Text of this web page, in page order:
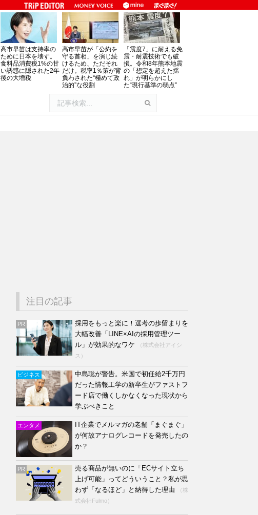
高市早苗は支持率の
ために日本を壊す。
食料品消費税1%の甘
い誘惑に隠された2年
後の大増税
高市早苗が「公約を
守る首相」を演じ続
けるため、ただそれ
だけ。税率1％策が背
負わされた“極めて政
治的”な役割
「震度7」に耐える免
震・耐震技術でも破
損。令和8年熊本地震
の「想定を超えた揺
れ」が明らかにし
た“現行基準の弱点”
注目の記事
PR
採用をもっと楽に！選考の歩留まりを
大幅改善「LINE×AIの採用管理ツー
ル」が効果的なワケ
（株式会社アイシ
ス）
ビジネス
中島聡が警告。米国で初任給2千万円
だった情報工学の新卒生がファストフ
ード店で働くしかなくなった現状から
学ぶべきこと
エンタメ
IT企業でメルマガの老舗「まぐまぐ」
が何故アナログレコードを発売したの
か？
PR
売る商品が無いのに「ECサイト立ち
上げ可能」ってどういうこと？私が思
わず「なるほど」と納得した理由
（株
式会社Fulmo）